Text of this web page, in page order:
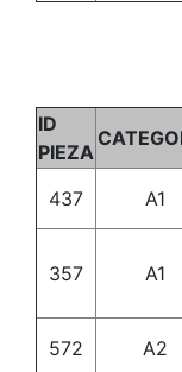
ID
PIEZA
437 A1
357 A1
572 A2